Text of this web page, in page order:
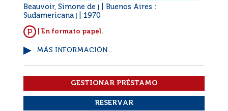
Beauvoir, Simone de
Buenos Aires :
Sudamericana
1970
| En formato papel.
MÁS INFORMACIÓN...